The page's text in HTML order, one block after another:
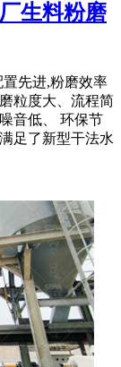
生料粉磨
先进,粉磨效率
粒度大、流程简
音低、 环保节
足了新型干法水